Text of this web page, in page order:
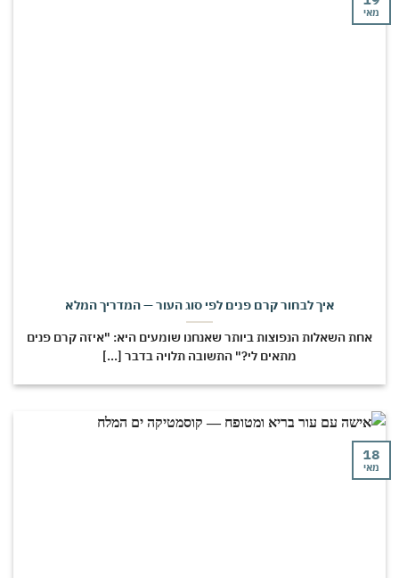
איך לבחור קרם פנים לפי סוג העור — המדריך המלא
אחת השאלות הנפוצות ביותר שאנחנו שומעים היא: "איזה קרם פנים
מתאים לי?" התשובה תלויה בדבר [...]